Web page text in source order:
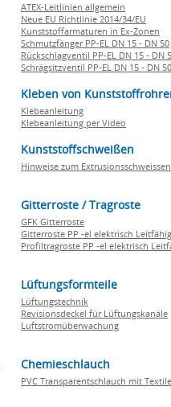
ATEX-Leitlinien allgemein
Neue EU Richtlinie 2014/34/EU
Kunststoffarmaturen in Ex-Zonen
Schmutzfänger PP-EL DN 15 - DN 50
Rückschlagventil PP-EL DN 15 - DN
Schrägsitzventil PP-EL DN 15 - DN 50
Kleben von
Klebeanleitung
Klebeanleitung per Video
Kunststoffschweißen
Hinweise zum Extrusionsschweissen
Gitterroste / Tragroste
GFK Gitterroste
Gitterroste PP -el elektrisch Leitfähig
Profiltragroste PP -el elektrisch
Lüftungsformteile
Lüftungstechnik
Revisionsdeckel für Lüftungskanäle
Luftstromüberwachung
Chemieschlauch
PVC Transparentschlauch mit